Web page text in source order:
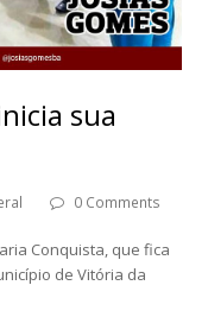
sua
0 Comments
Conquista, que fica
de Vitória da